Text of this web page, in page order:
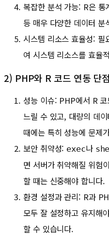
복잡한 분석 가능: R은 통
등 매우 다양한 데이터 분
시스템 리소스 효율성: 필
여 시스템 리소스를 효율
2) PHP와 R 코드 연동 단점
성능 이슈: PHP에서 R
느릴 수 있고, 대량의 데
때에는 특히 성능에 문제
보안 취약성: exec나
면 서버가 취약해질 위험
할 때는 신중해야 합니다.
환경 설정과 관리: R과
모두 잘 설정하고 유지해
할 수 있습니다.